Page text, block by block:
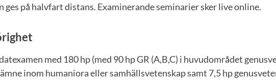
ges på halvfart distans. Examinerande seminarier sker live online.
med 180 hp (med 90 hp GR (A,B,C) i huvudområdet
inom humaniora eller samhällsvetenskap samt 7,5 hp